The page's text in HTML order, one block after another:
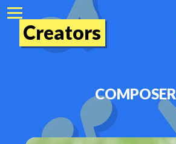
Creators
COMPOSER